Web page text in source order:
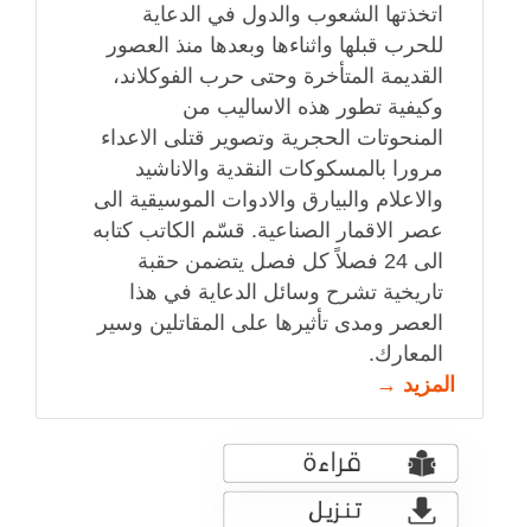
اتخذتها الشعوب والدول في الدعاية
للحرب قبلها واثناءها وبعدها منذ العصور
القديمة المتأخرة وحتى حرب الفوكلاند،
وكيفية تطور هذه الاساليب من
المنحوتات الحجرية وتصوير قتلى الاعداء
مرورا بالمسكوكات النقدية والاناشيد
والاعلام والبيارق والادوات الموسيقية الى
عصر الاقمار الصناعية. قسّم الكاتب كتابه
الى 24 فصلاً كل فصل يتضمن حقبة
تاريخية تشرح وسائل الدعاية في هذا
العصر ومدى تأثيرها على المقاتلين وسير
المعارك.
المزيد →